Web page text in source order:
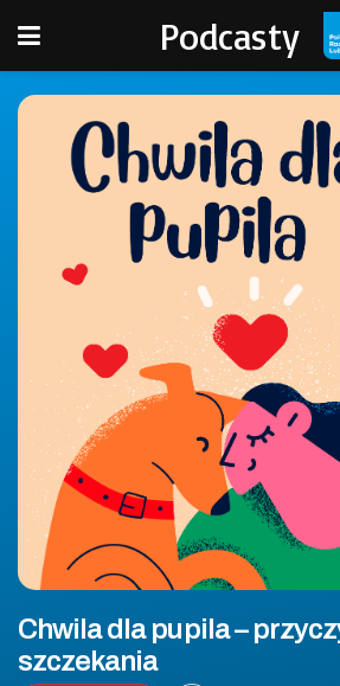
Podcasty
Chwila dla pupila –
szczekania